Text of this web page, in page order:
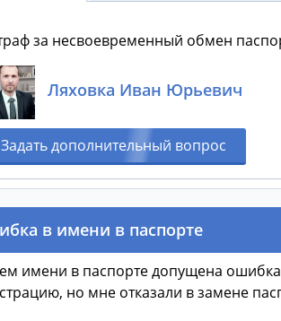
за несвоевременный обмен
Ляховка Иван Юрьевич
Задать дополнительный вопрос
в имени в паспорте
имени в паспорте допущена
но мне отказали в замене